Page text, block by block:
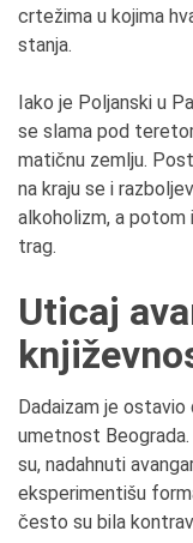
crtežima u kojima
stanja.
Iako je Poljanski u
se slama pod
matičnu zemlju.
na kraju se i
alkoholizm, a potom
trag.
Uticaj
Dadaizam je
umetnost Beograda.
su, nadahnuti
eksperimentišu
često su bila